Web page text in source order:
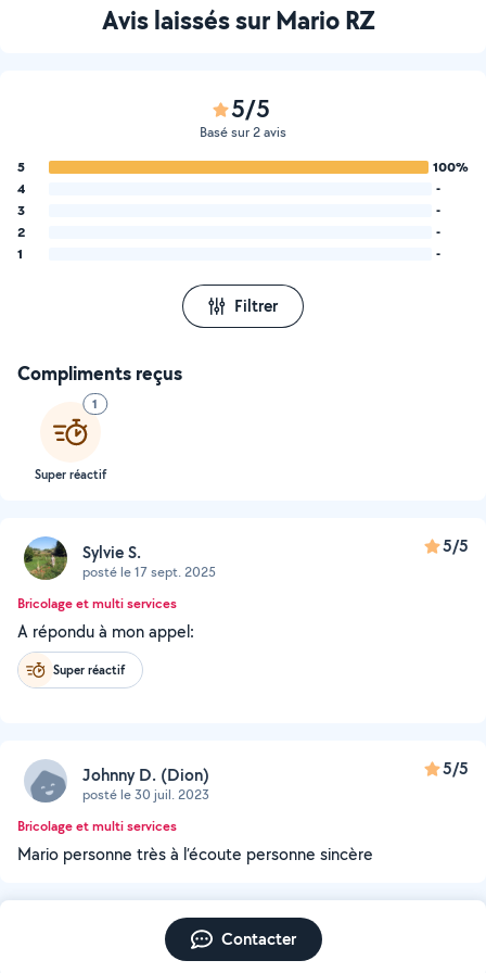
Avis laissés sur Mario RZ
5/5
Basé sur 2 avis
5
100%
4
-
3
-
2
-
1
-
Filtrer
Compliments reçus
1
Super réactif
Sylvie S.
posté le 17 sept. 2025
5/5
Bricolage et multi services
A répondu à mon appel:
Super réactif
Johnny D. (Dion)
posté le 30 juil. 2023
5/5
Bricolage et multi services
Mario personne très à l’écoute personne sincère
Contacter